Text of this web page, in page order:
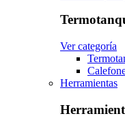
Ver categoría
Herramientas